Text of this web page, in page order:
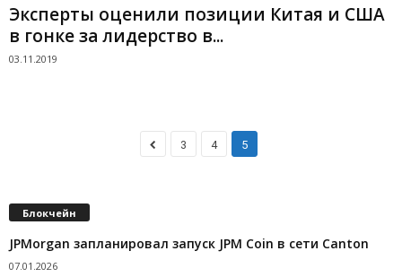
Эксперты оценили позиции Китая и США
в гонке за лидерство в...
03.11.2019
3 4 5
Блокчейн
JPMorgan запланировал запуск JPM Coin в сети Canton
07.01.2026